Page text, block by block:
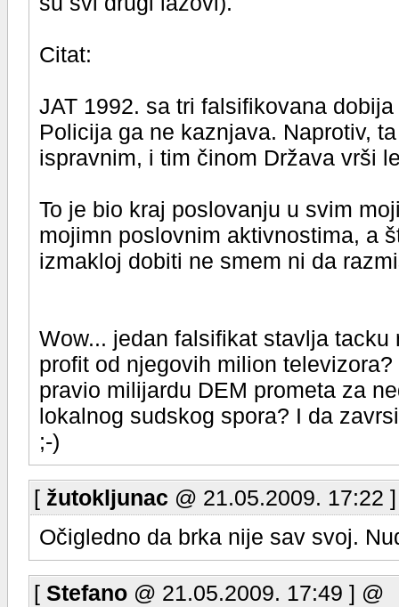
Citat:
JAT 1992. sa tri falsifikovana
Policija ga ne kaznjava. Naprotiv,
ispravnim, i tim činom Država vrši
To je bio kraj poslovanju u svim
mojimn poslovnim aktivnostima, a
izmakloj dobiti ne smem ni da
Wow... jedan falsifikat stavlja
profit od njegovih milion
pravio milijardu DEM prometa za
lokalnog sudskog spora? I da
;-)
[ žutokljunac @ 21.05.2009. 17:22
Očigledno da brka nije sav svoj.
[ Stefano @ 21.05.2009. 17:49 ] @